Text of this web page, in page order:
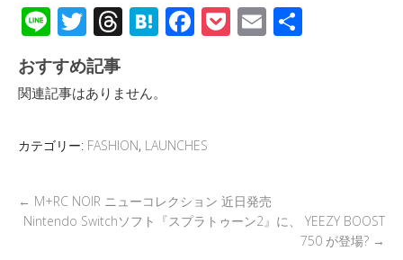
Li
n
e
T
wi
tt
er
T
hr
e
a
d
H
at
a
F
ac
o
k
P
o
E
m
おすすめ記事
関連記事はありません。
カテゴリー: FASHION, LAUNCHES
← M+RC NOIR ニューコレクション 近日発売
Nintendo Switchソフト『スプラトゥーン2』に、 YEEZY BOOST
750 が登場? →